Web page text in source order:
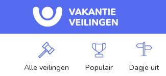
Alle veilingen Populair Dagje uit